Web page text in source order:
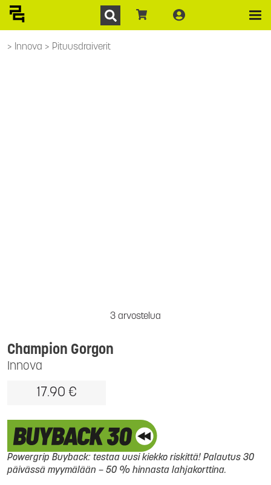
Innova Pituusdraiverit
3 arvostelua
Innova
Champion Gorgon
17.90 €
Powergrip Buyback: testaa uusi kiekko riskittä! Palautus 30
päivässä myymälään – 50 % hinnasta lahjakorttina.